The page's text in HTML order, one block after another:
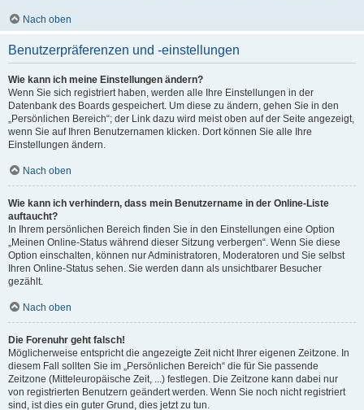
Nach oben
Benutzerpräferenzen und -einstellungen
Wie kann ich meine Einstellungen ändern?
Wenn Sie sich registriert haben, werden alle Ihre Einstellungen in der
Datenbank des Boards gespeichert. Um diese zu ändern, gehen Sie in den
„Persönlichen Bereich“; der Link dazu wird meist oben auf der Seite angezeigt,
wenn Sie auf Ihren Benutzernamen klicken. Dort können Sie alle Ihre
Einstellungen ändern.
Nach oben
Wie kann ich verhindern, dass mein Benutzername in der Online-Liste
auftaucht?
In Ihrem persönlichen Bereich finden Sie in den Einstellungen eine Option
„Meinen Online-Status während dieser Sitzung verbergen“. Wenn Sie diese
Option einschalten, können nur Administratoren, Moderatoren und Sie selbst
Ihren Online-Status sehen. Sie werden dann als unsichtbarer Besucher
gezählt.
Nach oben
Die Forenuhr geht falsch!
Möglicherweise entspricht die angezeigte Zeit nicht Ihrer eigenen Zeitzone. In
diesem Fall sollten Sie im „Persönlichen Bereich“ die für Sie passende
Zeitzone (Mitteleuropäische Zeit, ...) festlegen. Die Zeitzone kann dabei nur
von registrierten Benutzern geändert werden. Wenn Sie noch nicht registriert
sind, ist dies ein guter Grund, dies jetzt zu tun.